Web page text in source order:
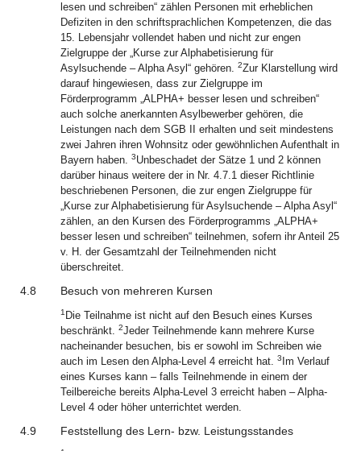
lesen und schreiben“ zählen Personen mit erheblichen
Defiziten in den schriftsprachlichen Kompetenzen, die das
15. Lebensjahr vollendet haben und nicht zur engen
Zielgruppe der „Kurse zur Alphabetisierung für
Asylsuchende – Alpha Asyl“ gehören. 2Zur Klarstellung wird
darauf hingewiesen, dass zur Zielgruppe im
Förderprogramm „ALPHA+ besser lesen und schreiben“
auch solche anerkannten Asylbewerber gehören, die
Leistungen nach dem SGB II erhalten und seit mindestens
zwei Jahren ihren Wohnsitz oder gewöhnlichen Aufenthalt in
Bayern haben. 3Unbeschadet der Sätze 1 und 2 können
darüber hinaus weitere der in Nr. 4.7.1 dieser Richtlinie
beschriebenen Personen, die zur engen Zielgruppe für
„Kurse zur Alphabetisierung für Asylsuchende – Alpha Asyl“
zählen, an den Kursen des Förderprogramms „ALPHA+
besser lesen und schreiben“ teilnehmen, sofern ihr Anteil 25
v. H. der Gesamtzahl der Teilnehmenden nicht
überschreitet.
4.8 Besuch von mehreren Kursen
1 Die Teilnahme ist nicht auf den Besuch eines Kurses
beschränkt. 2Jeder Teilnehmende kann mehrere Kurse
nacheinander besuchen, bis er sowohl im Schreiben wie
auch im Lesen den Alpha-Level 4 erreicht hat. 3 Im Verlauf
eines Kurses kann – falls Teilnehmende in einem der
Teilbereiche bereits Alpha-Level 3 erreicht haben – Alpha-
Level 4 oder höher unterrichtet werden.
4.9 Feststellung des Lern- bzw. Leistungsstandes